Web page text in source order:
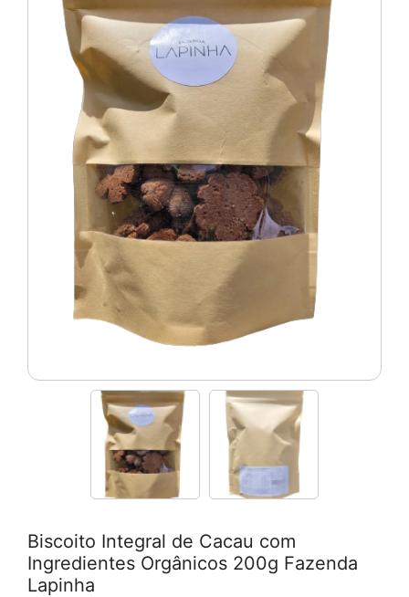
Biscoito Integral de Cacau com
Ingredientes Orgânicos 200g Fazenda
Lapinha